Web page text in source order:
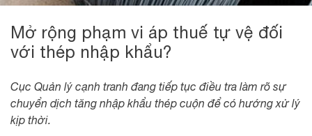
Mở rộng phạm vi áp thuế tự vệ đối
với thép nhập khẩu?
Cục Quản lý cạnh tranh đang tiếp tục điều tra làm rõ sự
chuyển dịch tăng nhập khẩu thép cuộn để có hướng xử lý
kịp thời.